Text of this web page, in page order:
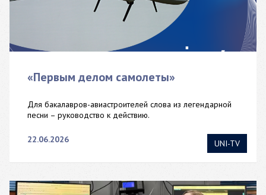
UNI-TV
«Первым делом самолеты»
Для бакалавров-авиастроителей слова из легендарной
песни – руководство к действию.
22.06.2026